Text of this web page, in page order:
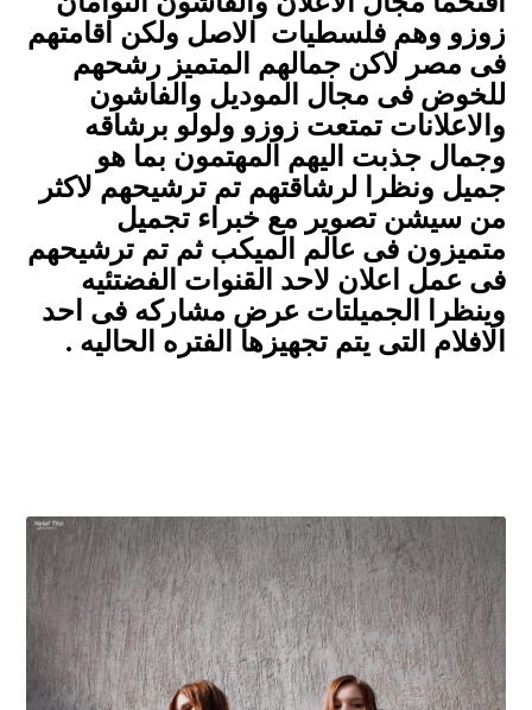
زوزو وهم فلسطيات الاصل ولكن اقامتهم
فى مصر لاكن جمالهم المتميز رشحهم
للخوض فى مجال الموديل والفاشون
والاعلانات تمتعت زوزو ولولو برشاقه
وجمال جذبت اليهم المهتمون بما هو
جميل ونظرا لرشاقتهم تم ترشيحهم لاكثر
من سيشن تصوير مع خبراء تجميل
متميزون فى عالم الميكب ثم تم ترشيحهم
فى عمل اعلان لاحد القنوات الفضتئيه
وينظرا الجميلتات عرض مشاركه فى احد
الافلام التى يتم تجهيزها الفتره الحاليه .